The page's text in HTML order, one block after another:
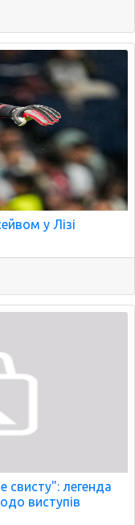
у Лізі
свисту": легенда
виступів